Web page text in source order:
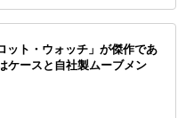
ット・ウォッチ」が傑作であ
ケースと自社製ムーブメン